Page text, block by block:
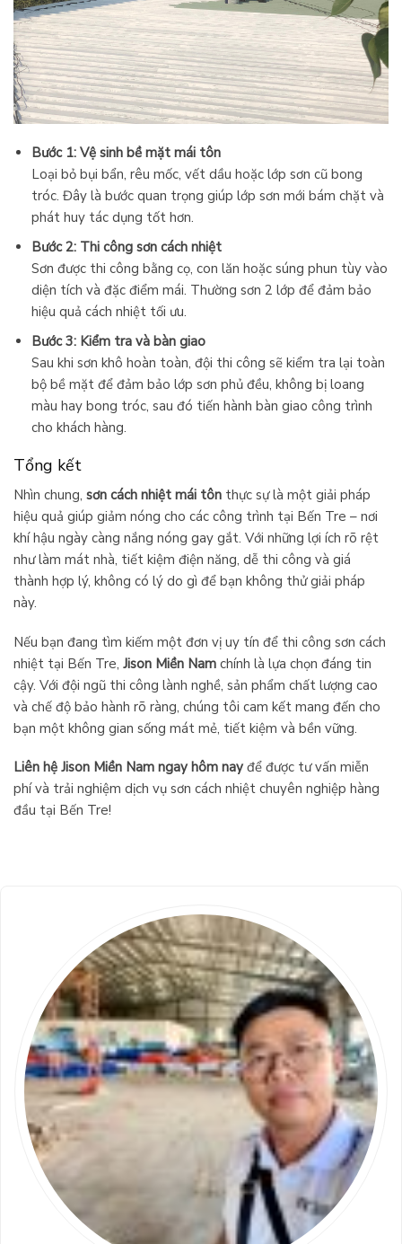
Bước 1: Vệ sinh bề mặt mái tôn
Loại bỏ bụi bẩn, rêu mốc, vết dầu hoặc lớp sơn cũ bong
tróc. Đây là bước quan trọng giúp lớp sơn mới bám chặt và
phát huy tác dụng tốt hơn.
Bước 2: Thi công sơn cách nhiệt
Sơn được thi công bằng cọ, con lăn hoặc súng phun tùy vào
diện tích và đặc điểm mái. Thường sơn 2 lớp để đảm bảo
hiệu quả cách nhiệt tối ưu.
Bước 3: Kiểm tra và bàn giao
Sau khi sơn khô hoàn toàn, đội thi công sẽ kiểm tra lại toàn
bộ bề mặt để đảm bảo lớp sơn phủ đều, không bị loang
màu hay bong tróc, sau đó tiến hành bàn giao công trình
cho khách hàng.
Tổng kết
Nhìn chung, sơn cách nhiệt mái tôn thực sự là một giải pháp
hiệu quả giúp giảm nóng cho các công trình tại Bến Tre – nơi
khí hậu ngày càng nắng nóng gay gắt. Với những lợi ích rõ rệt
như làm mát nhà, tiết kiệm điện năng, dễ thi công và giá
thành hợp lý, không có lý do gì để bạn không thử giải pháp
này.
Nếu bạn đang tìm kiếm một đơn vị uy tín để thi công sơn cách
nhiệt tại Bến Tre, Jison Miền Nam chính là lựa chọn đáng tin
cậy. Với đội ngũ thi công lành nghề, sản phẩm chất lượng cao
và chế độ bảo hành rõ ràng, chúng tôi cam kết mang đến cho
bạn một không gian sống mát mẻ, tiết kiệm và bền vững.
Liên hệ Jison Miền Nam ngay hôm nayđể được tư vấn miễn
phí và trải nghiệm dịch vụ sơn cách nhiệt chuyên nghiệp hàng
đầu tại Bến Tre!